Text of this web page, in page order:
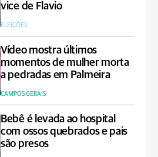
vice de Flavio
ELEIÇÕES
Vídeo mostra últimos
momentos de mulher morta
a pedradas em Palmeira
CAMPOS GERAIS
Bebê é levada ao hospital
com ossos quebrados e pais
são presos